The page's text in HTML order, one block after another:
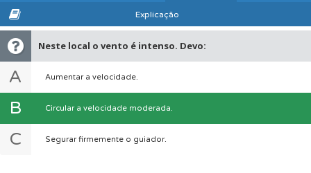
Explicação
Neste local o vento é intenso. Devo:
A Aumentar a velocidade.
B Circular a velocidade moderada.
C Segurar firmemente o guiador.